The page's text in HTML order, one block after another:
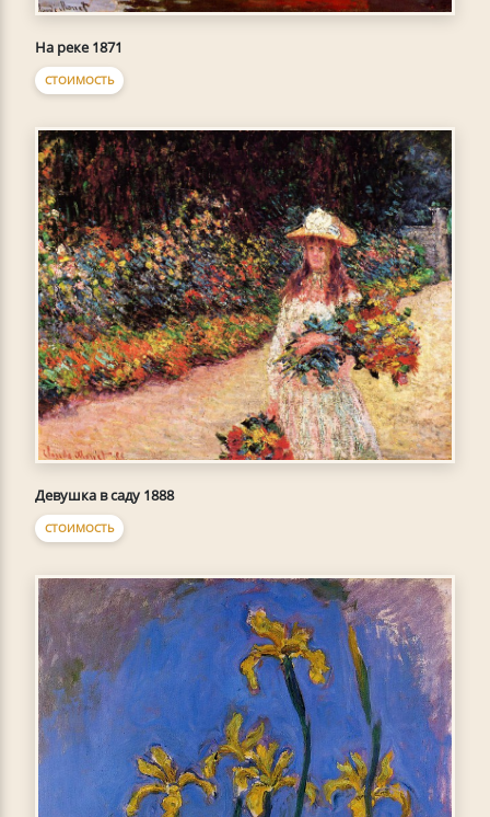
На реке 1871
СТОИМОСТЬ
Девушка в саду 1888
СТОИМОСТЬ